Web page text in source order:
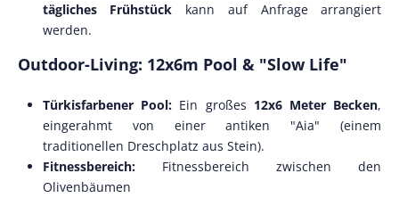
tägliches Frühstück kann auf Anfrage arrangiert
werden.
Outdoor-Living: 12x6m Pool & "Slow Life"
Türkisfarbener Pool:Ein großes 12x6 Meter Becken,
eingerahmt von einer antiken "Aia" (einem
traditionellen Dreschplatz aus Stein).
Fitnessbereich:Fitnessbereich zwischen den
Olivenbäumen